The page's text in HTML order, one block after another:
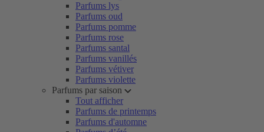
Parfums lys
Parfums oud
Parfums pomme
Parfums rose
Parfums santal
Parfums vanillés
Parfums vétiver
Parfums violette
Parfums par saison
Tout afficher
Parfums de printemps
Parfums d'automne